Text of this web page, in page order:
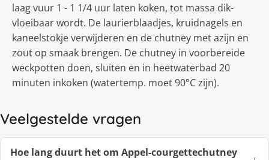
laag vuur 1 - 1 1/4 uur laten koken, tot massa dik-
vloeibaar wordt. De laurierblaadjes, kruidnagels en
kaneelstokje verwijderen en de chutney met azijn en
zout op smaak brengen. De chutney in voorbereide
weckpotten doen, sluiten en in heetwaterbad 20
minuten inkoken (watertemp. moet 90°C zijn).
Veelgestelde vragen
Hoe lang duurt het om Appel-courgettechutney